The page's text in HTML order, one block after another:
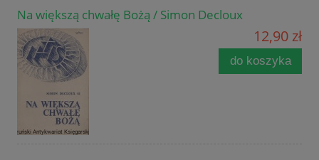
Na większą chwałę Bożą / Simon Decloux
12,90 zł
do koszyka